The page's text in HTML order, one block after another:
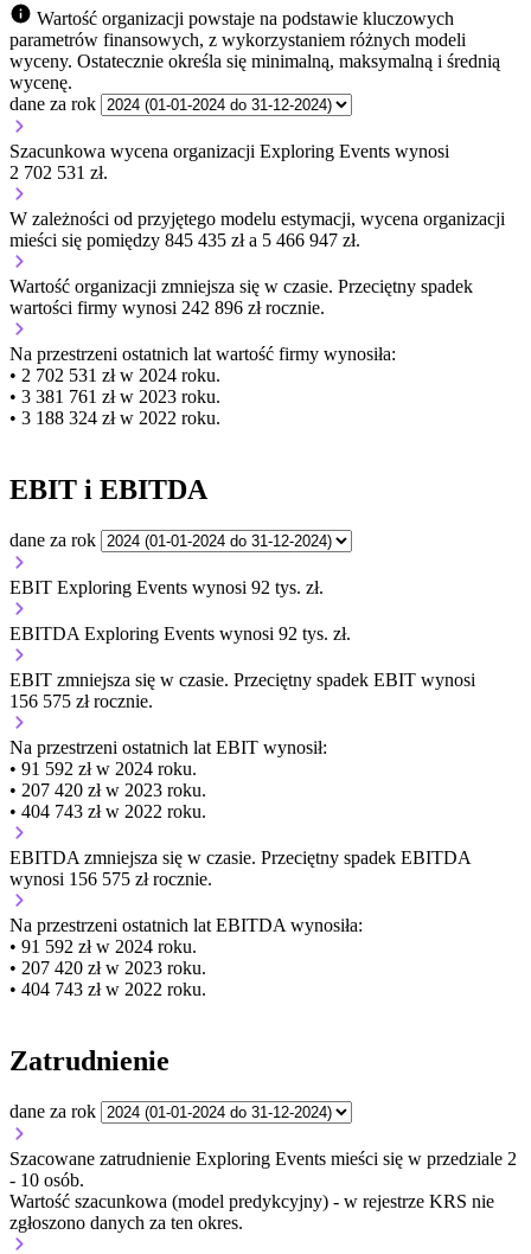
Wartość organizacji powstaje na podstawie kluczowych
parametrów finansowych, z wykorzystaniem różnych modeli
wyceny. Ostatecznie określa się minimalną, maksymalną i średnią
wycenę.
dane za rok
Szacunkowa wycena organizacji Exploring Events wynosi
2 702 531 zł.
W zależności od przyjętego modelu estymacji, wycena organizacji
mieści się pomiędzy 845 435 zł a 5 466 947 zł.
Wartość organizacji zmniejsza się w czasie. Przeciętny spadek
wartości firmy wynosi 242 896 zł rocznie.
Na przestrzeni ostatnich lat wartość firmy wynosiła:
• 2 702 531 zł w 2024 roku.
• 3 381 761 zł w 2023 roku.
• 3 188 324 zł w 2022 roku.
EBIT i EBITDA
dane za rok
EBIT Exploring Events wynosi 92 tys. zł.
EBITDA Exploring Events wynosi 92 tys. zł.
EBIT zmniejsza się w czasie. Przeciętny spadek EBIT wynosi
156 575 zł rocznie.
Na przestrzeni ostatnich lat EBIT wynosił:
• 91 592 zł w 2024 roku.
• 207 420 zł w 2023 roku.
• 404 743 zł w 2022 roku.
EBITDA zmniejsza się w czasie. Przeciętny spadek EBITDA
wynosi 156 575 zł rocznie.
Na przestrzeni ostatnich lat EBITDA wynosiła:
• 91 592 zł w 2024 roku.
• 207 420 zł w 2023 roku.
• 404 743 zł w 2022 roku.
Zatrudnienie
dane za rok
Szacowane zatrudnienie Exploring Events mieści się w przedziale 2
- 10 osób.
Wartość szacunkowa (model predykcyjny) - w rejestrze KRS nie
zgłoszono danych za ten okres.